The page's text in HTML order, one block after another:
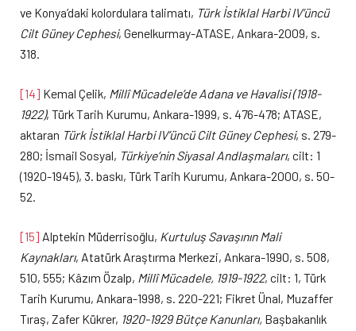
ve Konya’daki kolordulara talimatı, Türk İstiklal Harbi IV’üncü
Cilt Güney Cephesi, Genelkurmay-ATASE, Ankara-2009, s.
318.
[14] Kemal Çelik, Millî Mücadele’de Adana ve Havalisi (1918-
1922), Türk Tarih Kurumu, Ankara-1999, s. 476-478; ATASE,
aktaran Türk İstiklal Harbi IV’üncü Cilt Güney Cephesi, s. 279-
280; İsmail Sosyal, Türkiye’nin Siyasal Andlaşmaları, cilt: 1
(1920-1945), 3. baskı, Türk Tarih Kurumu, Ankara-2000, s. 50-
52.
[15] Alptekin Müderrisoğlu, Kurtuluş Savaşının Mali
Kaynakları, Atatürk Araştırma Merkezi, Ankara-1990, s. 508,
510, 555; Kâzım Özalp, Millî Mücadele, 1919-1922, cilt: 1, Türk
Tarih Kurumu, Ankara-1998, s. 220-221; Fikret Ünal, Muzaffer
Tıraş, Zafer Kükrer, 1920-1929 Bütçe Kanunları, Başbakanlık